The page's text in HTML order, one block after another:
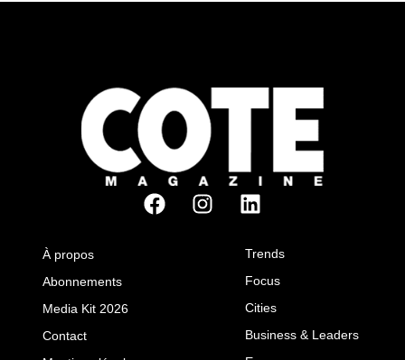
À propos
Abonnements
Media Kit 2026
Contact
Trends
Focus
Cities
Business & Leaders